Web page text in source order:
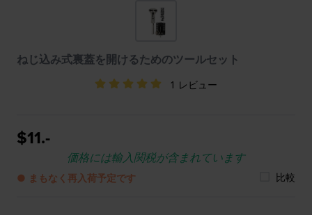
ねじ込み式裏蓋を開けるためのツールセット
1 レビュー
$11.-
価格には輸入関税が含まれています
● まもなく再入荷予定です 比較